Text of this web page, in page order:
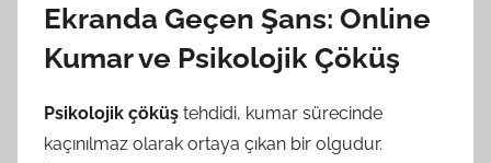
Ekranda Geçen Şans: Online
Kumar ve Psikolojik Çöküş
Psikolojik çöküş tehdidi, kumar sürecinde
kaçınılmaz olarak ortaya çıkan bir olgudur.